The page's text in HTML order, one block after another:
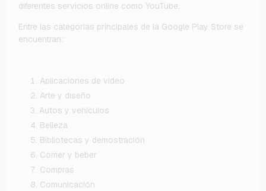
diferentes servicios online como YouTube.
Entre las categorías principales de la Google Play Store se
encuentran:
Aplicaciones de video
Arte y diseño
Autos y vehículos
Belleza
Bibliotecas y demostración
Comer y beber
Compras
Comunicación